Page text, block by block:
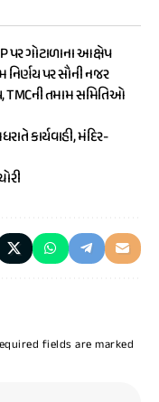
પર ગોટાળાના આક્ષેપ
નિર્ણય પર સૌની નજર
TMCની તમામ સમિતિઓ
કાર્યવાહી, મંદિર-
fields are marked